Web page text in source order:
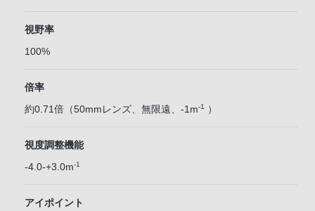
視野率
100%
倍率
約0.71倍（50mmレンズ、無限遠、-1m-1 ）
視度調整機能
-4.0-+3.0m-1
アイポイント